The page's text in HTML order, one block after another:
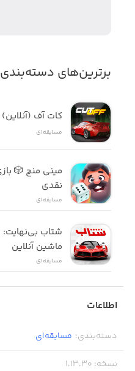
برترین‌های دسته‌بندی
کات آف (آنلاین)
مسابقه‌ای
نقدی
مسابقه‌ای
ماشین آنلاین
مسابقه‌ای
اطلاعات
دسته‌بندی: مسابقه‌ای
نسخه:
1.13.30